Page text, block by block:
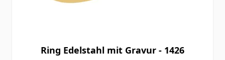
Ring Edelstahl mit Gravur - 1426